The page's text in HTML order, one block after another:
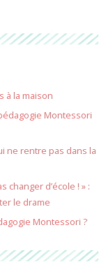
à la maison
Montessori
ne rentre pas dans la
changer d’école ! » :
le drame
Montessori ?